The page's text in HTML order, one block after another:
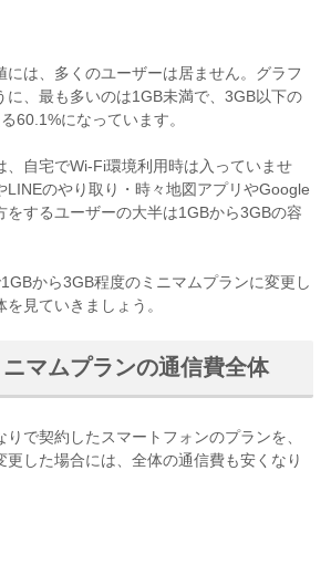
には、多くのユーザーは居ません。グラフ
に、最も多いのは1GB未満で、3GB以下の
60.1%になっています。
、自宅でWi-Fi環境利用時は入っていませ
LINEのやり取り・時々地図アプリやGoogle
をするユーザーの大半は1GBから3GBの容
から3GB程度のミニマムプランに変更し
見ていきましょう。
マムプランの通信費全体
で契約したスマートフォンのプランを、
更した場合には、全体の通信費も安くなり